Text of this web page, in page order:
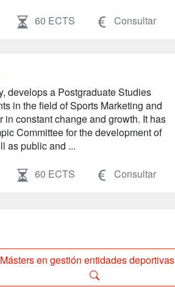
60 ECTS Consultar
develops a Postgraduate Studies
in the field of Sports Marketing and
constant change and growth. It has
Committee for the development of
as public and ...
60 ECTS Consultar
Másters en gestión entidades deportivas